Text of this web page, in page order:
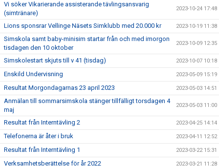
Vi söker Vikarierande assisterande tävlingsansvarig
(simtränare)
2023-10-24 17:48
Lions sponsrar Vellinge Näsets Simklubb med 20.000 kr 2023-10-19 11:38
Simskola samt baby-minisim startar från och med imorgon
tisdagen den 10 oktober
2023-10-09 12:35
Simskolestart skjuts till v 41 (tisdag) 2023-10-07 10:18
Enskild Undervisning 2023-05-09 15:19
Resultat Morgondagarnas 23 april 2023 2023-05-03 14:51
Anmälan till sommarsimskola stänger tillfälligt torsdagen 4
maj
2023-05-03 11:00
Resultat från Interntävling 2 2023-04-25 14:14
Telefonerna är åter i bruk 2023-04-11 12:52
Resultat från Interntävling 1 2023-03-22 15:31
Verksamhetsberättelse för år 2022 2023-03-21 11:28